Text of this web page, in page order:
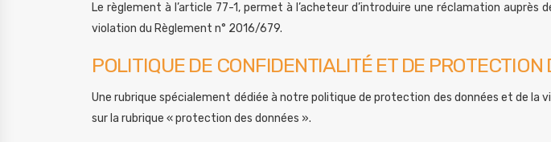
Le règlement à l’article 77-1, permet à l’acheteur d’introduire une réclamation
violation du Règlement n° 2016/679.
POLITIQUE DE CONFIDENTIALITÉ ET DE PROTECTION
Une rubrique spécialement dédiée à notre politique de protection des données et de
sur la rubrique « protection des données ».